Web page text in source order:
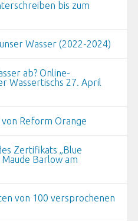
bis zum
Wasser (2022-2024)
ab? Online-
Wassertischs 27. April
Reform Orange
Zertifikats „Blue
Barlow am
von 100 versprochenen